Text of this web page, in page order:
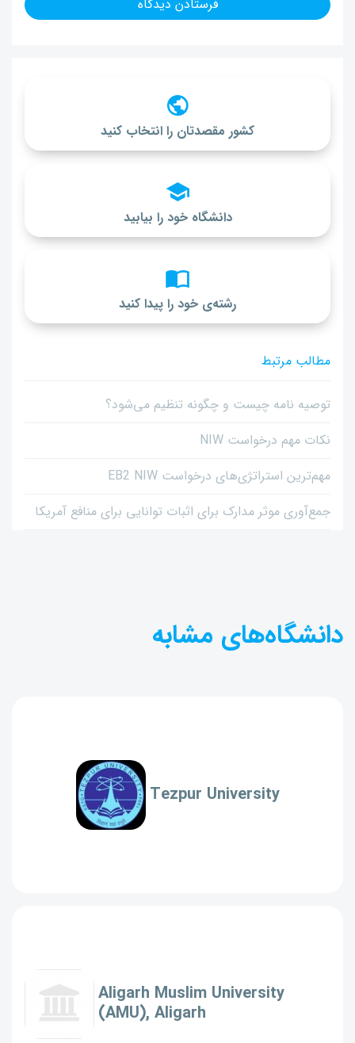
کشور مقصدتان را انتخاب کنید
دانشگاه خود را بیابید
رشته‌ی خود را پیدا کنید
مطالب مرتبط
توصیه نامه چیست و چگونه تنظیم می‌شود؟
نکات مهم درخواست NIW
مهم‌ترین استراتژی‌های درخواست EB2 NIW
جمع‌آوری موثر مدارک برای اثبات توانایی برای منافع آمریکا
دانشگاه‌های مشابه
Tezpur University
Aligarh Muslim University
(AMU), Aligarh